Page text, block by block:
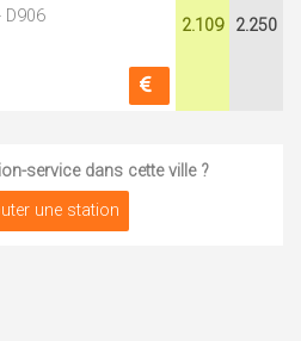
D906
2.109 2.250
service dans cette ville ?
une station